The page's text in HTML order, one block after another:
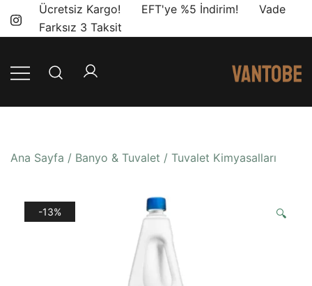
Ücretsiz Kargo! EFT'ye %5 İndirim! Vade
Farksız 3 Taksit
en doğru
Ana Sayfa / Banyo & Tuvalet / Tuvalet Kimyasalları
-13% 🔍